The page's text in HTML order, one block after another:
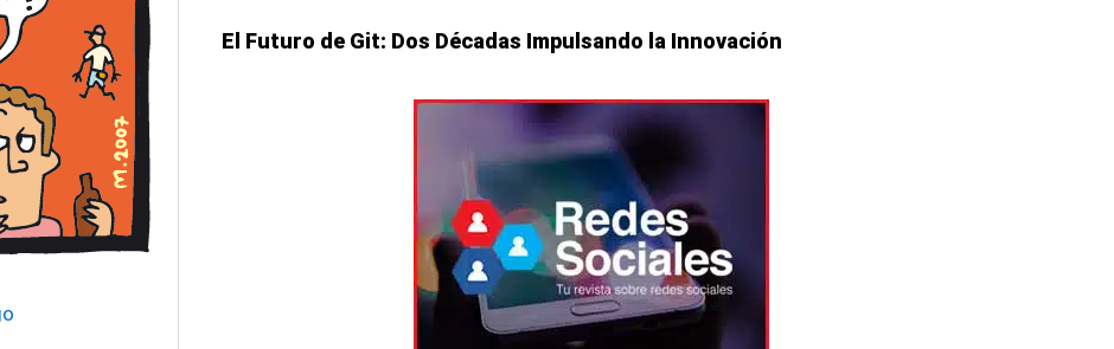
El Futuro de Git: Dos Décadas Impulsando la Innovación